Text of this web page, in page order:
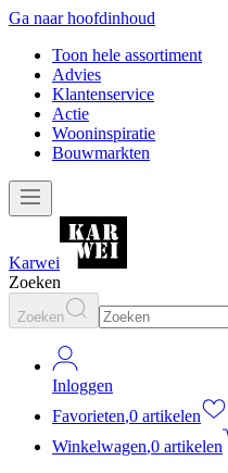
Ga naar hoofdinhoud
Toon hele assortiment
Advies
Klantenservice
Actie
Wooninspiratie
Bouwmarkten
Karwei
Zoeken
Zoeken
Inloggen
Favorieten,0 artikelen
Winkelwagen,0 artikelen